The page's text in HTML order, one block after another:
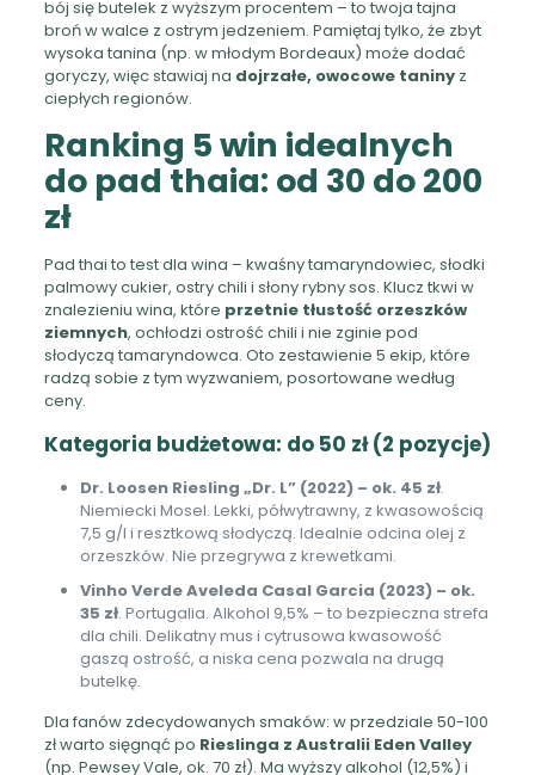
bój się butelek z wyższym procentem – to twoja tajna
broń w walce z ostrym jedzeniem. Pamiętaj tylko, że zbyt
wysoka tanina (np. w młodym Bordeaux) może dodać
goryczy, więc stawiaj na dojrzałe, owocowe taninyz
ciepłych regionów.
Ranking 5 win idealnych
do pad thaia: od 30 do 200
zł
Pad thai to test dla wina – kwaśny tamaryndowiec, słodki
palmowy cukier, ostry chili i słony rybny sos. Klucz tkwi w
znalezieniu wina, które przetnie tłustość orzeszków
ziemnych, ochłodzi ostrość chili i nie zginie pod
słodyczą tamaryndowca. Oto zestawienie 5 ekip, które
radzą sobie z tym wyzwaniem, posortowane według
ceny.
Kategoria budżetowa: do 50 zł (2 pozycje)
Dr. Loosen Riesling „Dr. L” (2022) – ok. 45 zł.
Niemiecki Mosel. Lekki, półwytrawny, z kwasowością
7,5 g/l i resztkową słodyczą. Idealnie odcina olej z
orzeszków. Nie przegrywa z krewetkami.
Vinho Verde Aveleda Casal Garcia (2023) – ok.
35 zł. Portugalia. Alkohol 9,5% – to bezpieczna strefa
dla chili. Delikatny mus i cytrusowa kwasowość
gaszą ostrość, a niska cena pozwala na drugą
butelkę.
Dla fanów zdecydowanych smaków: w przedziale 50-100
zł warto sięgnąć po Rieslinga z Australii Eden Valley
(np. Pewsey Vale, ok. 70 zł). Ma wyższy alkohol (12,5%) i